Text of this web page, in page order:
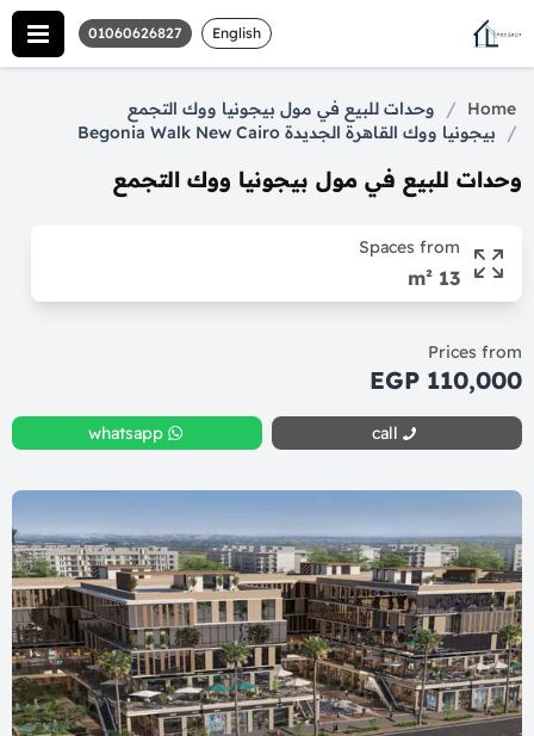
English
01060626827
Home
/ وحدات للبيع في مول بيجونيا ووك التجمع
/ بيجونيا ووك القاهرة الجديدة Begonia Walk New Cairo
وحدات للبيع في مول بيجونيا ووك التجمع
Spaces from
13 m²
Prices from
110,000 EGP
call
whatsapp